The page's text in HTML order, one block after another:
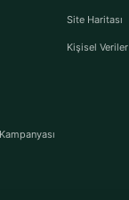
Site Haritası
Kişisel Veriler